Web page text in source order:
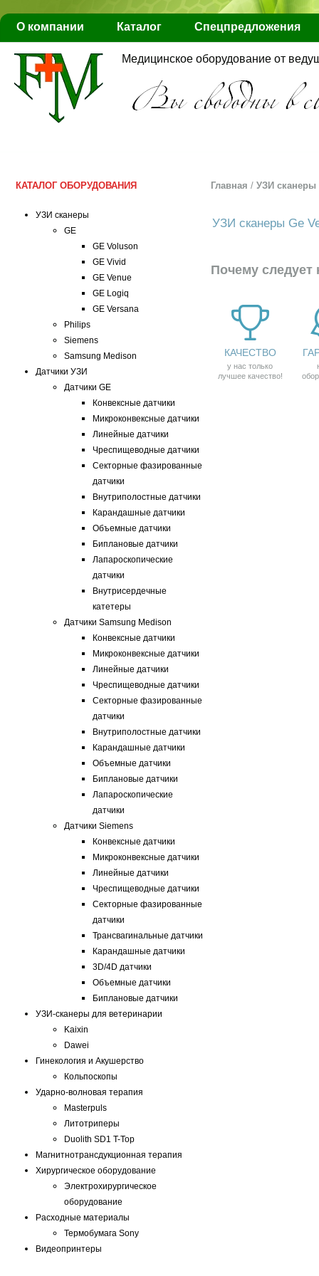
О компании Каталог Спецпредложения
Медицинское оборудование от
КАТАЛОГ ОБОРУДОВАНИЯ
УЗИ сканеры
GE
GE Voluson
GE Vivid
GE Venue
GE Logiq
GE Versana
Philips
Siemens
Samsung Medison
Датчики УЗИ
Датчики GE
Конвексные датчики
Микроконвексные датчики
Линейные датчики
Чреспищеводные датчики
Секторные фазированные
датчики
Внутриполостные датчики
Карандашные датчики
Объемные датчики
Биплановые датчики
Лапароскопические
датчики
Внутрисердечные
катетеры
Датчики Samsung Medison
Конвексные датчики
Микроконвексные датчики
Линейные датчики
Чреспищеводные датчики
Секторные фазированные
датчики
Внутриполостные датчики
Карандашные датчики
Объемные датчики
Биплановые датчики
Лапароскопические
датчики
Датчики Siemens
Конвексные датчики
Микроконвексные датчики
Линейные датчики
Чреспищеводные датчики
Секторные фазированные
датчики
Трансвагинальные датчики
Карандашные датчики
3D/4D датчики
Объемные датчики
Биплановые датчики
УЗИ-сканеры для ветеринарии
Kaixin
Dawei
Гинекология и Акушерство
Кольпоскопы
Ударно-волновая терапия
Masterpuls
Литотриперы
Duolith SD1 T-Top
Магнитнотрансдукционная терапия
Хирургическое оборудование
Электрохирургическое
оборудование
Расходные материалы
Термобумага Sony
Видеопринтеры
Главная / УЗИ сканеры
УЗИ сканеры Ge
Почему следует
КАЧЕСТВО
у нас только
лучшее качество!